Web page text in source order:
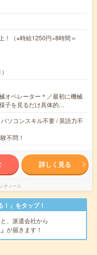
（※時給1250円×8時間＝
オペレーター＊／最初に機械
子を見るだけ具体的…
ソコンスキル不要 / 英語力不
不問！
詳しく見る
ディース
」をタップ！
、派遣会社から
が届きます！